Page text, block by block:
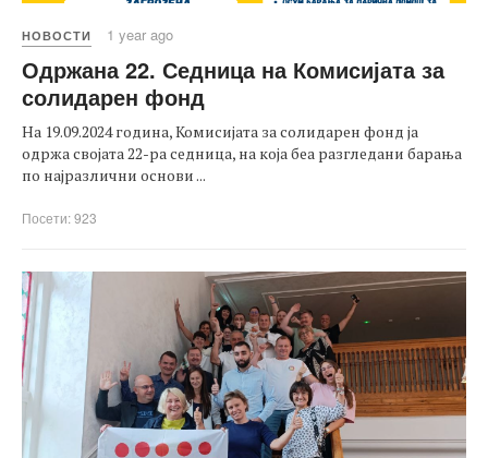
НОВОСТИ 1 year ago
Одржана 22. Седница на Комисијата за
солидарен фонд
На 19.09.2024 година, Комисијата за солидарен фонд ја
одржа својата 22-ра седница, на која беа разгледани барања
по најразлични основи ...
Посети: 923